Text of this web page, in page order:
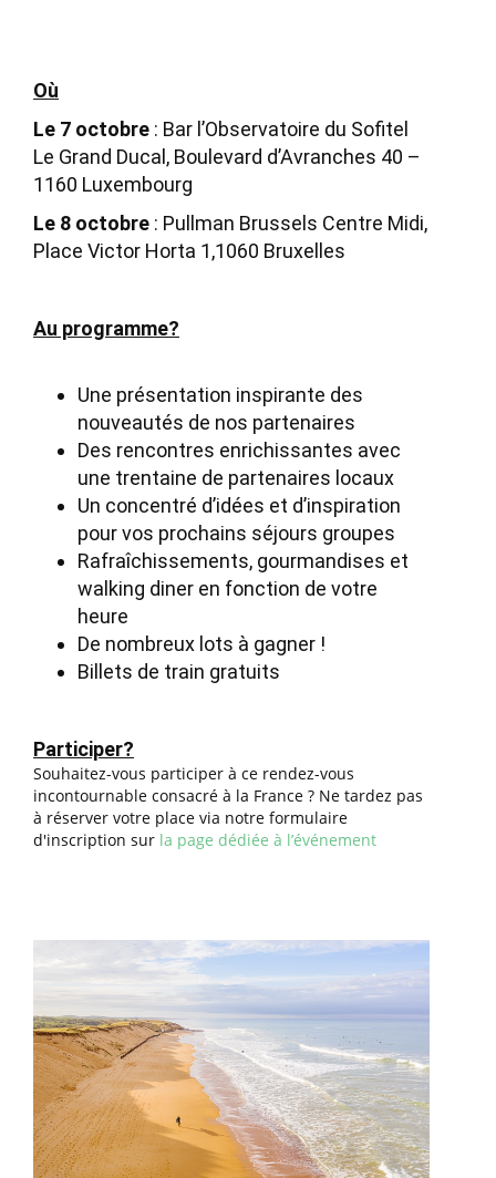
Où
Le 7 octobre : Bar l’Observatoire du Sofitel
Le Grand Ducal, Boulevard d’Avranches 40 –
1160 Luxembourg
Le 8 octobre : Pullman Brussels Centre Midi,
Place Victor Horta 1,1060 Bruxelles
Au programme?
Une présentation inspirante des
nouveautés de nos partenaires
Des rencontres enrichissantes avec
une trentaine de partenaires locaux
Un concentré d’idées et d’inspiration
pour vos prochains séjours groupes
Rafraîchissements, gourmandises et
walking diner en fonction de votre
heure
De nombreux lots à gagner !
Billets de train gratuits
Participer?
Souhaitez-vous participer à ce rendez-vous
incontournable consacré à la France ? Ne tardez pas
à réserver votre place via notre formulaire
d'inscription sur la page dédiée à l’événement